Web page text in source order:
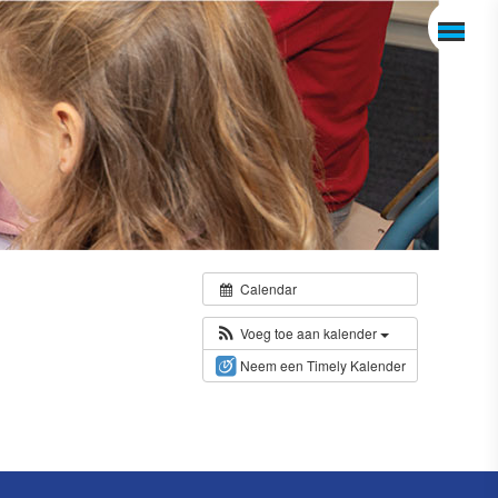
Calendar
Voeg toe aan kalender
Neem een Timely Kalender